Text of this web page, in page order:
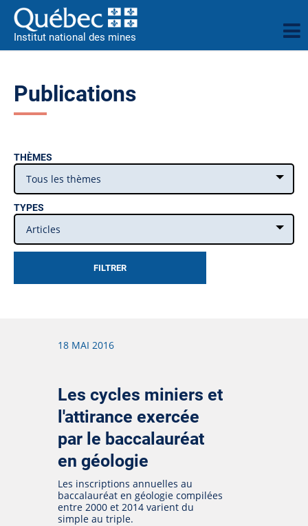
Institut national des mines
Publications
THÈMES
Tous les thèmes
TYPES
Articles
18 MAI 2016
Les cycles miniers et
l'attirance exercée
par le baccalauréat
en géologie
Les inscriptions annuelles au
baccalauréat en géologie compilées
entre 2000 et 2014 varient du
simple au triple.